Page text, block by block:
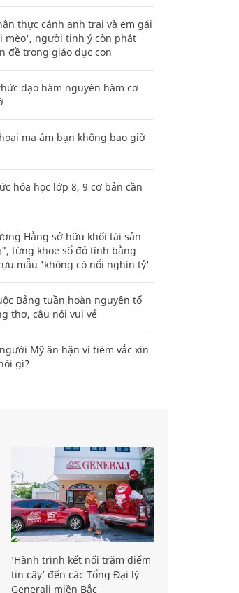
thực cảnh anh trai và em gái
mèo', người tinh ý còn phát
đề trong giáo dục con
đạo hàm nguyên hàm cơ
ma ám bạn không bao giờ
hóa học lớp 8, 9 cơ bản cần
Hằng sở hữu khối tài sản
từng khoe sổ đỏ tính bằng
mẫu 'không có nổi nghìn tỷ'
Bảng tuần hoàn nguyên tố
thơ, câu nói vui vẻ
Mỹ ân hận vì tiêm vắc xin
gì?
‘Hành trình kết nối trăm điểm
tin cậy’ đến các Tổng Đại lý
Generali miền Bắc